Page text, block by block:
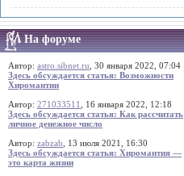
На форуме
Автор: astro.sibnet.ru , 30 января 2022, 07:04
Здесь обсуждается статья: Возможности
Хиромантии
Автор: 271033511
, 16 января 2022, 12:18
Здесь обсуждается статья: Как рассчитать
личное денежное число
Автор: zabzab , 13 июля 2021, 16:30
Здесь обсуждается статья: Хиромантия —
это карта жизни